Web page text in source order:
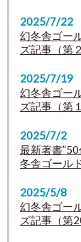
2025/7/22
幻冬舎ゴー
ズ記事（第
2025/7/19
幻冬舎ゴー
ズ記事（第
2025/7/2
最新著書
冬舎ゴール
2025/5/8
幻冬舎ゴー
ズ記事（第